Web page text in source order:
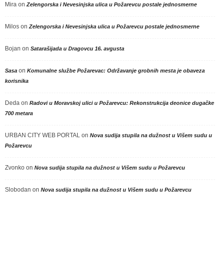
Mira onZelengorska i Nevesinjska ulica u Požarevcu postale jednosmerne
Milos onZelengorska i Nevesinjska ulica u Požarevcu postale jednosmerne
Bojan on Satarašijada u Dragovcu 16. avgusta
Sasa on Komunalne službe Požarevac: Održavanje grobnih mesta je obaveza
korisnika
Deda on Radovi u Moravskoj ulici u Požarevcu: Rekonstrukcija deonice dugačke
700 metara
URBAN CITY WEB PORTAL on Nova sudija stupila na dužnost u Višem sudu u
Požarevcu
Zvonko on Nova sudija stupila na dužnost u Višem sudu u Požarevcu
Slobodan on Nova sudija stupila na dužnost u Višem sudu u Požarevcu